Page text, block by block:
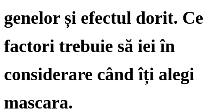
genelor și efectul dorit. Ce
factori trebuie să iei în
considerare când îți alegi
mascara.